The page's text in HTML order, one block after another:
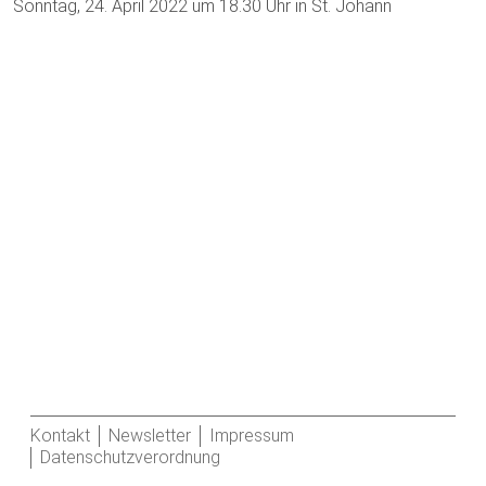
Sonntag, 24. April 2022 um 18.30 Uhr in St. Johann
Kontakt Newsletter
Impressum
Datenschutzverordnung